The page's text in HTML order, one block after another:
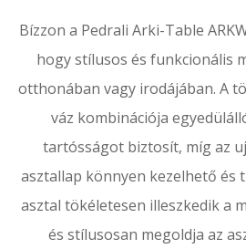
Bízzon a Pedrali Arki-Table
hogy stílusos és funkcionális
otthonában vagy irodájában. A
váz kombinációja
tartósságot biztosít, míg az
asztallap könnyen kezelhető és
asztal tökéletesen illeszkedik a
és stílusosan megoldja az